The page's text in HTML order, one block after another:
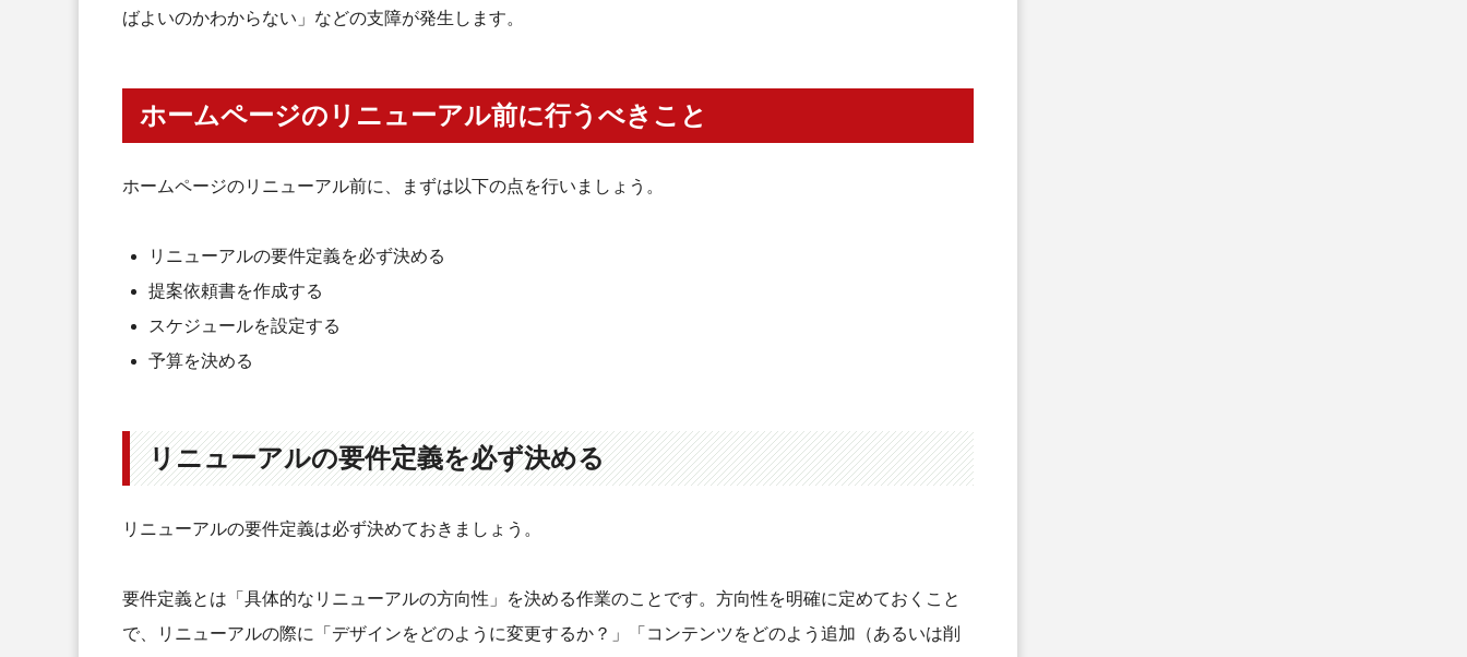
リニューアル完了までの期間はどれくらい？
ばよいのかわからない」などの支障が発生します。
ホームページのリニューアル前に行うべきこと
ホームページのリニューアル前に、まずは以下の点を行いましょう。
​​リニューアルの要件定義を必ず決める
提案依頼書を作成する
スケジュールを設定する
予算を決める
リニューアルの要件定義を必ず決める
リニューアルの要件定義は必ず決めておきましょう。
要件定義とは「具体的なリニューアルの方向性」を決める作業のことです。方向性を明確に定めておくこと
で、リニューアルの際に「デザインをどのように変更するか？」「コンテンツをどのよう追加（あるいは削